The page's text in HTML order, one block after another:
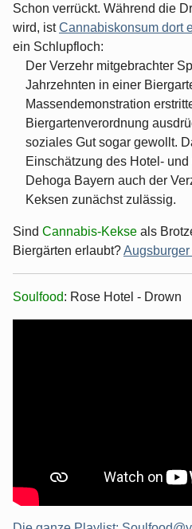
Schon verrückt. Während die
wird, istCannabiskonsum dort
ein Schlupfloch:
Der Verzehr mitgebrachter
Jahrzehnten in einer
Massendemonstration
Biergartenverordnung
soziales Gut sogar gewollt.
Einschätzung des Hotel-
Dehoga Bayern auch der
Keksen zunächst zulässig.
Sind Cannabis-Kekse als
Biergärten erlaubt?
Soulfood: Rose Hotel - Drown